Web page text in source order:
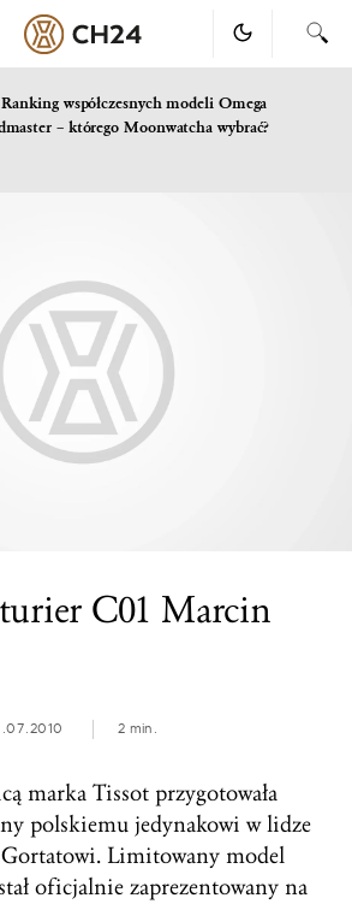
współczesnych modeli Omega
– którego Moonwatcha wybrać?
C01 Marcin
2 min.
marka Tissot przygotowała
polskiemu jedynakowi w lidze
Limitowany model
oficjalnie zaprezentowany na